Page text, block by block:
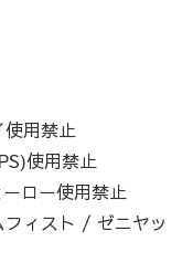
用禁止
使用禁止
ロー使用禁止
ィスト / ゼニヤッ